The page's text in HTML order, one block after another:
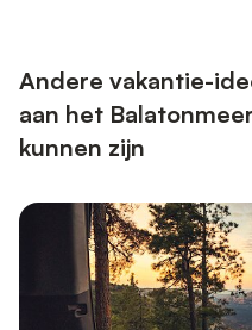
Andere vakantie-
aan het
kunnen zijn